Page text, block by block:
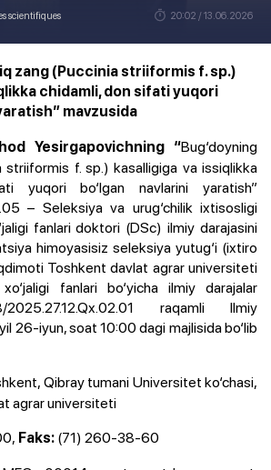
scientifiques 20:02 / 13.06.2026
zang (Puccinia striiformis f. sp.)
chidamli, don sifati yuqori
mavzusida
Yesirgapovichning “Bug‘doyning
striiformis f. sp.) kasalligiga va issiqlikka
yuqori bo‘lgan navlarini yaratish”
– Seleksiya va urug‘chilik ixtisosligi
fanlari doktori (DSc) ilmiy darajasini
himoyasisiz seleksiya yutug‘i (ixtiro
Toshkent davlat agrar universiteti
fanlari bo‘yicha ilmiy darajalar
raqamli Ilmiy
26-iyun, soat 10:00 dagi majlisida bo‘lib
Qibray tumani Universitet ko‘chasi,
agrar universiteti
Faks: (71) 260-38-60